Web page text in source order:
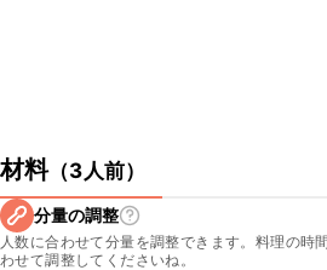
材料（3人前）
分量の調整
人数に合わせて分量を調整できます。料理の時
わせて調整してくださいね。